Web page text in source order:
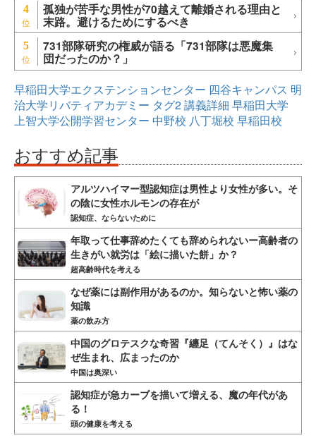
4 孤独が苦手な男性が70越えて離婚される理由と
末路。避けるためにするべき
5 731部隊研究の権威が語る「731部隊は悪魔集
団だったのか？」
早稲田大学エクステンションセンター 四谷キャンパス 明
治大学リバティアカデミー タグ2講義詳細 早稲田大学
上智大学公開学習センター 中野校 八丁堀校 早稲田校
おすすめ記事
アルツハイマー型認知症は男性より女性が多い。そ
の陰に女性ホルモンの存在が
認知症、ならないために
年取って仕事辞めたくても辞められないー高齢者の
生きがい就労は「絵に描いた餅」か？
超高齢時代を考える
なぜ薬には副作用があるのか。知らないと怖い薬の
知識
薬の飲み方
中国のグロテスクな奇習『纏足（てんそく）』はな
ぜ生まれ、広まったのか
中国は奥深い
認知症が急カーブを描いて増える、魔の年代があ
る！
頭の健康を考える